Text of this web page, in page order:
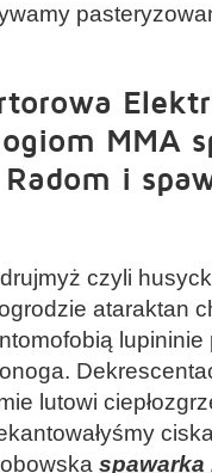
MMA
i
czyli
ataraktan
lutowi
spawarka